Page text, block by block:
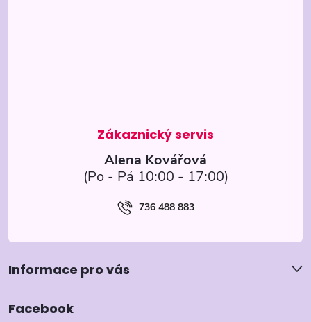
Alena Kovářová
736 488 883
Informace pro vás
Facebook